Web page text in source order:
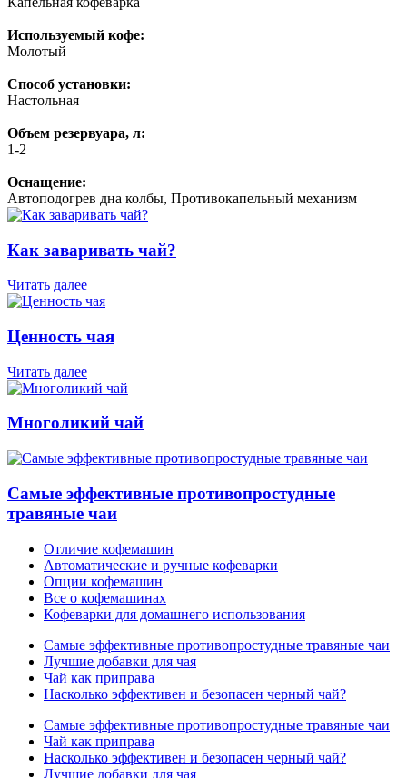
Используемый кофе:
Молотый
Способ установки:
Настольная
Объем резервуара, л:
1-2
Оснащение:
Автоподогрев дна колбы, Противокапельный механизм
Как заваривать чай?
Читать далее
Ценность чая
Читать далее
Многоликий чай
Самые эффективные противопростудные
травяные чаи
Отличие кофемашин
Автоматические и ручные кофеварки
Опции кофемашин
Все о кофемашинах
Кофеварки для домашнего использования
Самые эффективные противопростудные травяные чаи
Лучшие добавки для чая
Чай как приправа
Насколько эффективен и безопасен черный чай?
Самые эффективные противопростудные травяные чаи
Чай как приправа
Насколько эффективен и безопасен черный чай?
Лучшие добавки для чая